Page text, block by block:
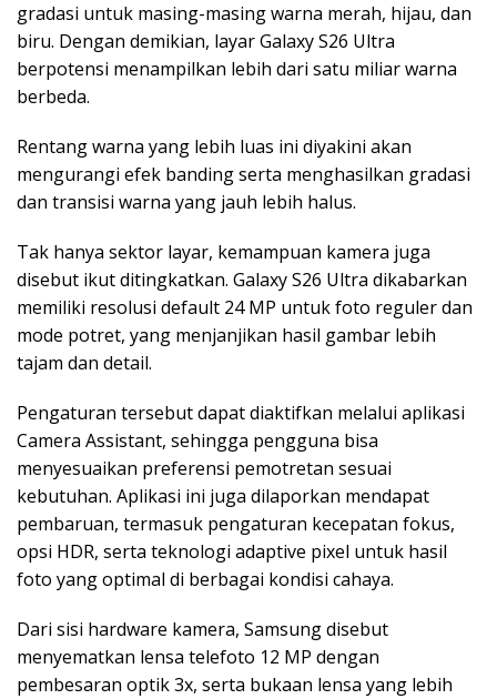
gradasi untuk masing-masing warna merah, hijau, dan
biru. Dengan demikian, layar Galaxy S26 Ultra
berpotensi menampilkan lebih dari satu miliar warna
berbeda.
Rentang warna yang lebih luas ini diyakini akan
mengurangi efek banding serta menghasilkan gradasi
dan transisi warna yang jauh lebih halus.
Tak hanya sektor layar, kemampuan kamera juga
disebut ikut ditingkatkan. Galaxy S26 Ultra dikabarkan
memiliki resolusi default 24 MP untuk foto reguler dan
mode potret, yang menjanjikan hasil gambar lebih
tajam dan detail.
Pengaturan tersebut dapat diaktifkan melalui aplikasi
Camera Assistant, sehingga pengguna bisa
menyesuaikan preferensi pemotretan sesuai
kebutuhan. Aplikasi ini juga dilaporkan mendapat
pembaruan, termasuk pengaturan kecepatan fokus,
opsi HDR, serta teknologi adaptive pixel untuk hasil
foto yang optimal di berbagai kondisi cahaya.
Dari sisi hardware kamera, Samsung disebut
menyematkan lensa telefoto 12 MP dengan
pembesaran optik 3x, serta bukaan lensa yang lebih